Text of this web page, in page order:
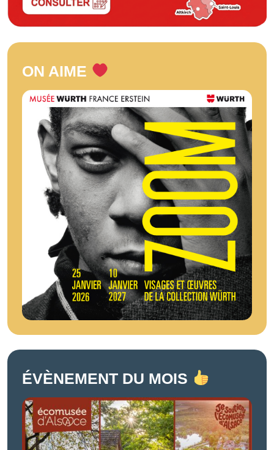
ON AIME
ÉVÈNEMENT DU MOIS